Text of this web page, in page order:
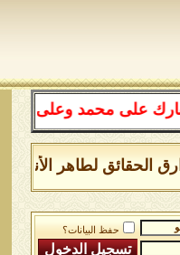
وعلى آل محمد
الحقائق لطاهر الأنفاس
حفظ البيانات؟